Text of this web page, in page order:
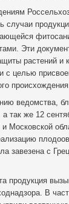
случаи
Эти
растений и
с целью
ведомства,
а так же 12
и Московской
завезена с
продукция
В